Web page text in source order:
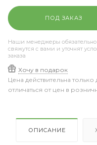
ПОД ЗАКАЗ
Наши менеджеры обязательно
свяжутся с вами и уточнят
заказа
Хочу в подарок
Цена действительна
отличаться от цен в
ОПИСАНИЕ